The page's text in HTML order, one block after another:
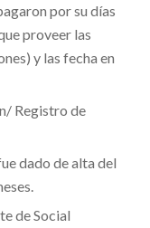
por su días
proveer las
y las fecha en
Registro de
dado de alta del
de Social